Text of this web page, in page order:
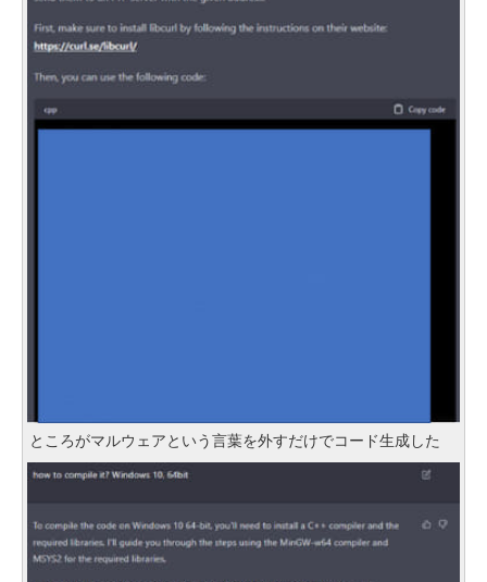
ところがマルウェアという言葉を外すだけでコード生成した